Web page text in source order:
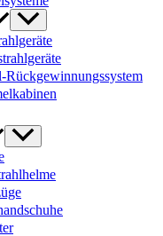
Rückgewinnungssystem